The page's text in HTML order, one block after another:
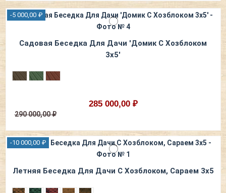
-5 000,00 ₽
Садовая Беседка Для Дачи 'Домик С Хозблоком
3х5'
285 000,00 ₽
290 000,00 ₽
-10 000,00 ₽
Летняя Беседка Для Дачи C Хозблоком, Сараем 3х5